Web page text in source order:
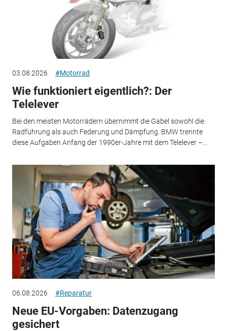
03.08.2026 #Motorrad
Wie funktioniert eigentlich?: Der
Telelever
Bei den meisten Motorrädern übernimmt die Gabel sowohl die
Radführung als auch Federung und Dämpfung. BMW trennte
diese Aufgaben Anfang der 1990er-Jahre mit dem Telelever –...
06.08.2026 #Reparatur
Neue EU-Vorgaben: Datenzugang
gesichert